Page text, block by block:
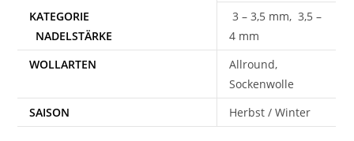
3 – 3,5 mm, 3,5 –
4 mm
WOLLARTEN
Allround,
Sockenwolle
SAISON
Herbst / Winter